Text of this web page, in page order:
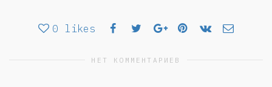
0 likes
НЕТ КОММЕНТАРИЕВ